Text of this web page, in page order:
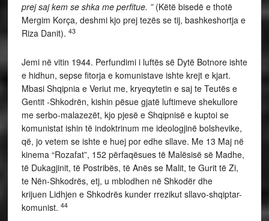
prej saj kem se shka me perfitue. ”(Këtë bisedë e thotë
Mergim Korça, deshmi kjo prej tezës se tij, bashkeshortja e
Riza Danit). 43
Jemi në vitin 1944. Perfundimi i luftës së Dytë Botnore ishte
e hidhun, sepse fitorja e komunistave ishte krejt e kjart.
Mbasi Shqipnia e Veriut me, kryeqytetin e saj te Teutës e
Gentit -Shkodrën, kishin pësue gjatë luftimeve shekullore
me serbo-malazezët, kjo pjesë e Shqipnisë e kuptoi se
komunistat ishin të indoktrinum me ideologjinë bolshevike,
që, jo vetem se ishte e huej por edhe sllave. Me 13 Maj në
kinema “Rozafat”, 152 përfaqësues të Malësisë së Madhe,
të Dukagjinit, të Postribës, të Anës se Malit, te Gurit të Zi,
te Nën-Shkodrës, etj, u mblodhen në Shkodër dhe
krijuen Lidhjen e Shkodrës kunder rrezikut sllavo-shqiptar-
komunist. 44